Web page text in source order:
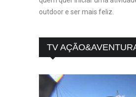
outdoor e ser mais feliz.
TV